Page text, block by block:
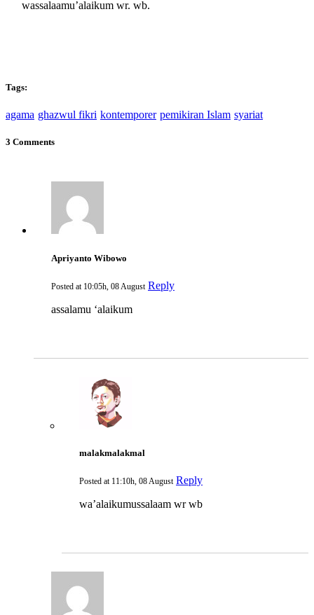
wassalaamu’alaikum wr. wb.
Tags:
agama ghazwul fikri kontemporer pemikiran Islam syariat
3 Comments
Apriyanto Wibowo
Posted at 10:05h, 08 August Reply
assalamu ‘alaikum
malakmalakmal
Posted at 11:10h, 08 August Reply
wa’alaikumussalaam wr wb